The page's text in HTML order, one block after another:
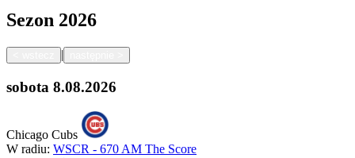
Sezon 2026
|
sobota 8.08.2026
Chicago Cubs
W radiu: WSCR - 670 AM The Score